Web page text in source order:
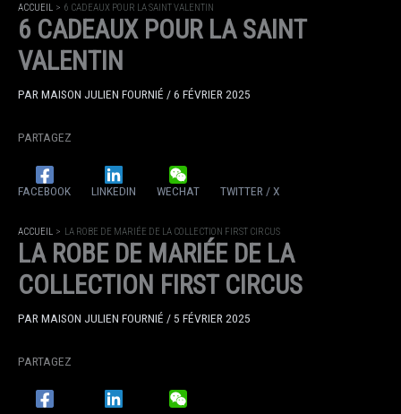
ACCUEIL 6 CADEAUX POUR LA SAINT VALENTIN
6 CADEAUX POUR LA SAINT
VALENTIN
PAR MAISON JULIEN FOURNIÉ /6 FÉVRIER 2025
PARTAGEZ
FACEBOOK LINKEDIN WECHAT TWITTER / X
ACCUEIL LA ROBE DE MARIÉE DE LA COLLECTION FIRST CIRCUS
LA ROBE DE MARIÉE DE LA
COLLECTION FIRST CIRCUS
PAR MAISON JULIEN FOURNIÉ / 5 FÉVRIER 2025
PARTAGEZ